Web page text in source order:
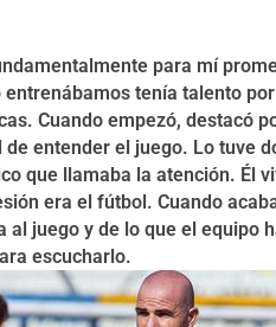
para mí
tenía talento
Cuando empezó, destacó
entender el juego. Lo tuve
que llamaba la atención. Él
era el fútbol. Cuando
al juego y de lo que el equipo
escucharlo.